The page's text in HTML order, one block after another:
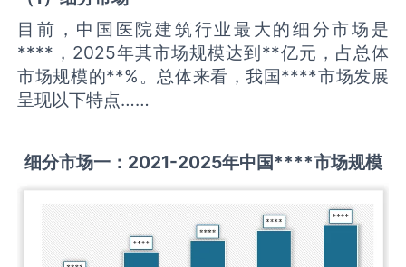
目前，中国医院建筑行业最大的细分市场是
****，2025年其市场规模达到**亿元，占总体
市场规模的**%。总体来看，我国****市场发展
呈现以下特点……
细分市场一： 2021-2025年中国****市场规模